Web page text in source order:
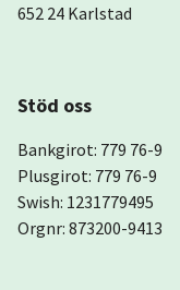
652 24 Karlstad
Stöd oss
Bankgirot: 779 76-9
Plusgirot: 779 76-9
Swish: 1231779495
Orgnr: 873200-9413